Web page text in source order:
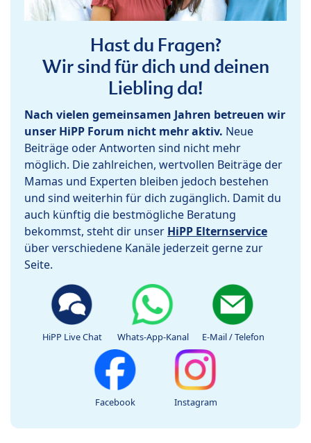
Hast du Fragen?
Wir sind für dich und deinen
Liebling da!
Nach vielen gemeinsamen Jahren betreuen wir
unser HiPP Forum nicht mehr aktiv. Neue
Beiträge oder Antworten sind nicht mehr
möglich. Die zahlreichen, wertvollen Beiträge der
Mamas und Experten bleiben jedoch bestehen
und sind weiterhin für dich zugänglich. Damit du
auch künftig die bestmögliche Beratung
bekommst, steht dir unser HiPP Elternservice
über verschiedene Kanäle jederzeit gerne zur
Seite.
HiPP Live Chat Whats-App-Kanal E-Mail / Telefon
Facebook Instagram